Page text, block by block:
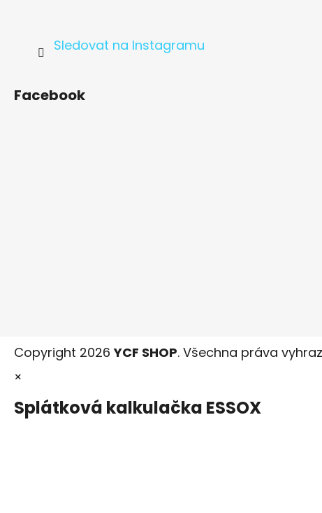
Sledovat na Instagramu
Facebook
Copyright 2026YCF SHOP. Všechna práva
×
Splátková kalkulačka ESSOX